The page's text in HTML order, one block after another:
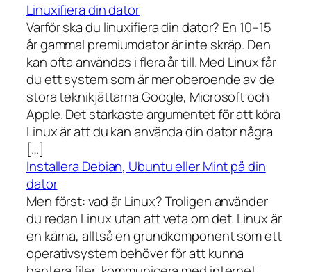
Linuxifiera din dator
Varför ska du linuxifiera din dator? En 10–15
år gammal premiumdator är inte skräp. Den
kan ofta användas i flera år till. Med Linux får
du ett system som är mer oberoende av de
stora teknikjättarna Google, Microsoft och
Apple. Det starkaste argumentet för att köra
Linux är att du kan använda din dator några
[…]
Installera Debian, Ubuntu eller Mint på din
dator
Men först: vad är Linux? Troligen använder
du redan Linux utan att veta om det. Linux är
en kärna, alltså en grundkomponent som ett
operativsystem behöver för att kunna